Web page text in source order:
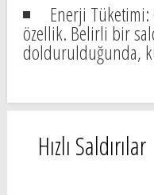
Enerji Tüketimi:
özellik. Belirli bir
doldurulduğunda,
Hızlı Saldırılar